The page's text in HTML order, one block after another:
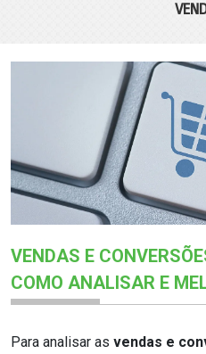
VENDAS E
COMO ANALISAR E
Para analisar as vendas e